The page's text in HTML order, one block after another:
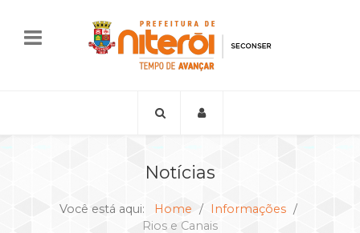
Notícias
Você está aqui: Home
Informações
Rios e Canais